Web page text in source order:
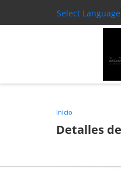
Select Language
Inicio
Detalles